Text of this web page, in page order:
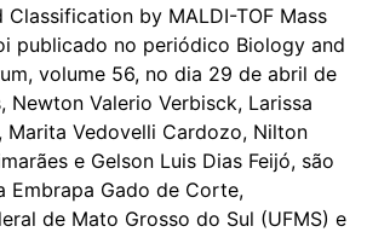
by MALDI-TOF Mass
publicado no periódico Biology and
, volume 56, no dia 29 de abril de
Newton Valerio Verbisck, Larissa
Marita Vedovelli Cardozo, Nilton
e Gelson Luis Dias Feijó, são
Embrapa Gado de Corte,
de Mato Grosso do Sul (UFMS) e